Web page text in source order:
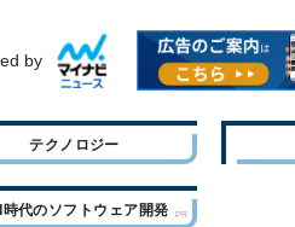
by
テクノロジー
代のソフトウェア開発